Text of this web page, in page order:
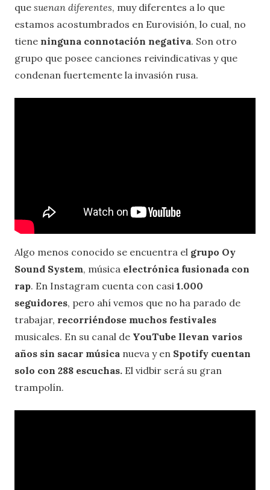
que suenan diferentes, muy diferentes a lo que
estamos acostumbrados en Eurovisión, lo cual, no
tiene ninguna connotación negativa. Son otro
grupo que posee canciones reivindicativas y que
condenan fuertemente la invasión rusa.
Algo menos conocido se encuentra el grupo Oy
Sound System, música electrónica fusionada con
rap. En Instagram cuenta con casi 1.000
seguidores, pero ahí vemos que no ha parado de
trabajar, recorriéndose muchos festivales
musicales. En su canal de YouTube llevan varios
años sin sacar música nueva y en Spotify cuentan
solo con 288 escuchas. El vidbir será su gran
trampolín.